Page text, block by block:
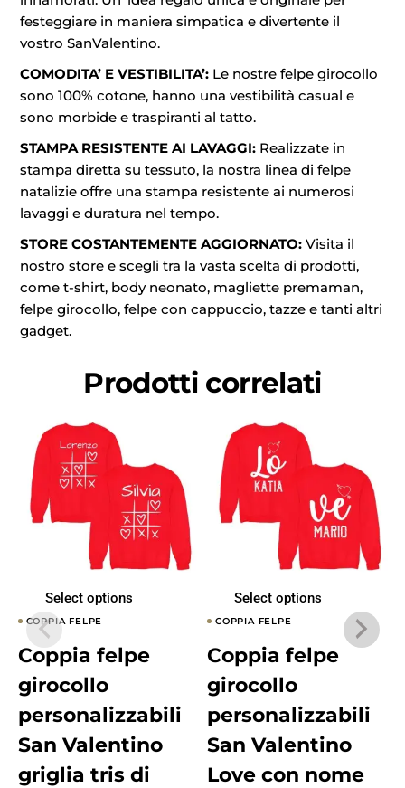
festeggiare in maniera simpatica e divertente il
vostro SanValentino.
COMODITA’ E VESTIBILITA’: Le nostre felpe girocollo
sono 100% cotone, hanno una vestibilità casual e
sono morbide e traspiranti al tatto.
STAMPA RESISTENTE AI LAVAGGI: Realizzate in
stampa diretta su tessuto, la nostra linea di felpe
natalizie offre una stampa resistente ai numerosi
lavaggi e duratura nel tempo.
STORE COSTANTEMENTE AGGIORNATO: Visita il
nostro store e scegli tra la vasta scelta di prodotti,
come t-shirt, body neonato, magliette premaman,
felpe girocollo, felpe con cappuccio, tazze e tanti altri
gadget.
Prodotti correlati
Select options
COPPIA FELPE
Coppia felpe
girocollo
personalizzabili
San Valentino
griglia tris di
Select options
COPPIA FELPE
Coppia felpe
girocollo
personalizzabili
San Valentino
Love con nome